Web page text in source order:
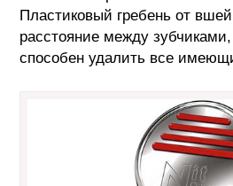
Пластиковый гребень от
расстояние между зубчиками,
способен удалить все